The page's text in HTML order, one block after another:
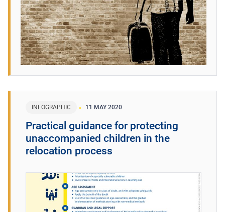
INFOGRAPHIC 11 MAY 2020
Practical guidance for protecting
unaccompanied children in the
relocation process